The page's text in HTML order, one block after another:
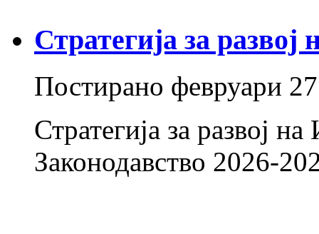
Стратегија за
Постирано февруари 27
Стратегија за развој
Законодавство 2026-